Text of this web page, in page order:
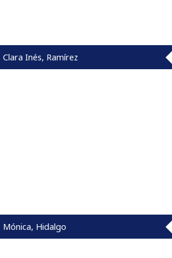
Clara Inés, Ramírez
Mónica, Hidalgo